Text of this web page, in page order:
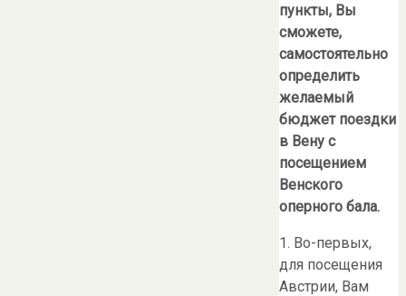
пункты, Вы
сможете,
самостоятельно
определить
желаемый
бюджет поездки
в Вену с
посещением
Венского
оперного бала.
1. Во-первых,
для посещения
Австрии, Вам